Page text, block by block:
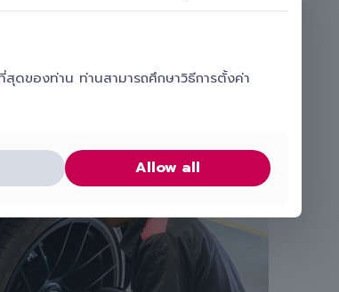
ดของท่าน ท่านสามารถศึกษาวิธีการตั้งค่า
Allow all